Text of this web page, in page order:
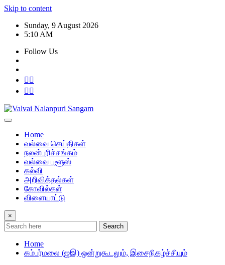
Skip to content
Sunday, 9 August 2026
5:10 AM
Follow Us
Home
வல்வை செய்திகள்
நலன்புரிச்சங்கம்
வல்வை புளூஸ்
கல்வி
அறிவித்தல்கள்
கோவில்கள்
விளையாட்டு
×
Search
Home
கம்பர்மலை (ஜஇ) ஒன்றுகூடலும், இசைநிகழ்ச்சியும்